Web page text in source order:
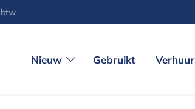
btw
Nieuw Gebruikt Verhuur